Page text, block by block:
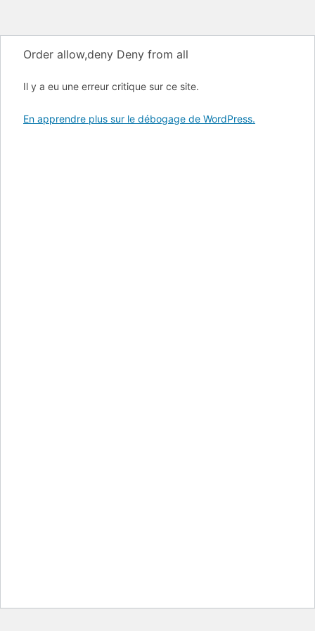
Order allow,deny Deny from all
Il y a eu une erreur critique sur ce site.
En apprendre plus sur le débogage de WordPress.